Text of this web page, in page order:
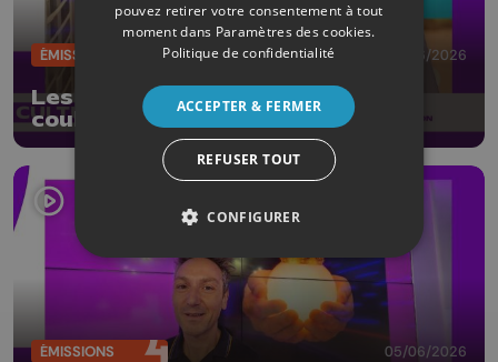
ÉMISSIONS 12/06/2026
Les 10 ans de la Boverie : les
coulisses d'une collection
ÉMISSIONS 05/06/2026
pouvez retirer votre consentement à tout
moment dans Paramètres des cookies.
Politique de confidentialité
ACCEPTER & FERMER
REFUSER TOUT
CONFIGURER